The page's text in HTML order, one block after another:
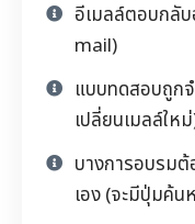
อีเมลล์ตอบกลั
mail)
แบบทดสอบถูก
เปลี่ยนเมลล์ให
บางการอบรม
เอง (จะมีปุ่มค้น